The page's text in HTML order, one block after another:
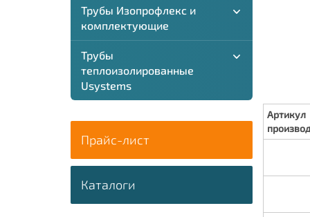
Трубы Изопрофлекс и
комплектующие
Трубы
теплоизолированные
Usystems
Прайс-лист
Каталоги
Артикул